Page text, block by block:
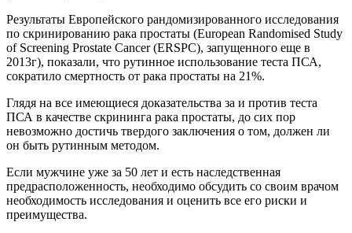
Результаты Европейского рандомизированного исследования
по скринированию рака простаты (European Randomised Study
of Screening Prostate Cancer (ERSPC), запущенного еще в
2013г), показали, что рутинное использование теста ПСА,
сократило смертность от рака простаты на 21%.
Глядя на все имеющиеся доказательства за и против теста
ПСА в качестве скрининга рака простаты, до сих пор
невозможно достичь твердого заключения о том, должен ли
он быть рутинным методом.
Если мужчине уже за 50 лет и есть наследственная
предрасположенность, необходимо обсудить со своим врачом
необходимость исследования и оценить все его риски и
преимущества.